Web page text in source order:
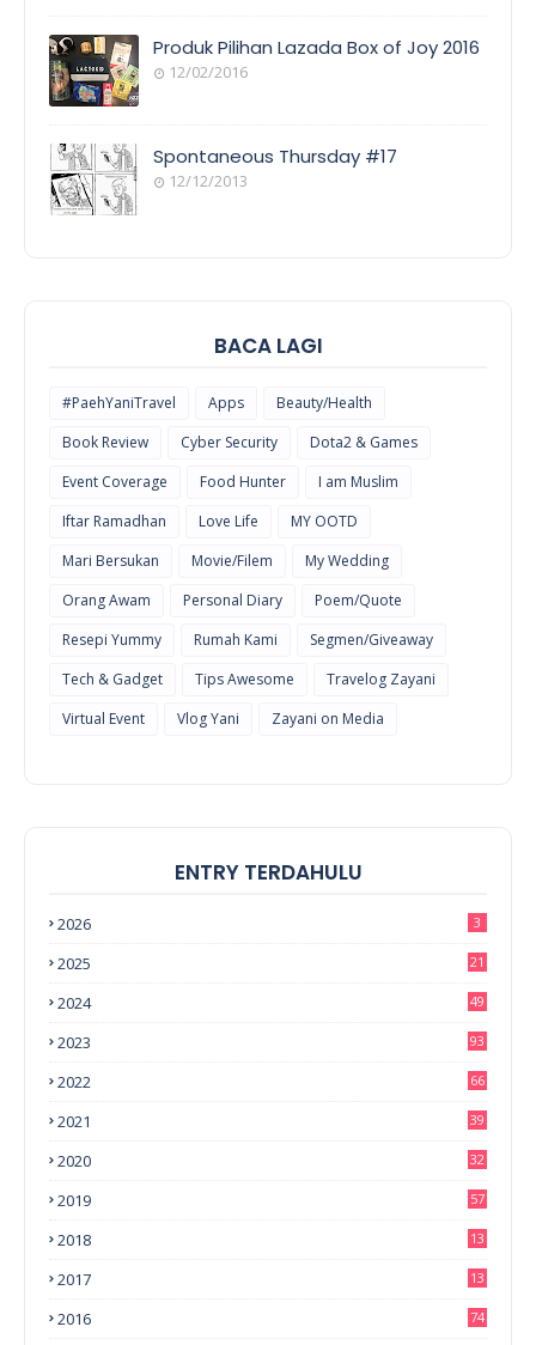
COVERAGE
THINGS
Produk Pilihan Lazada Box of Joy 2016
12/02/2016
Spontaneous Thursday #17
12/12/2013
BACA LAGI
#PaehYaniTravel Apps
Beauty/Health
Book Review
Cyber Security
Dota2 & Games
Event Coverage
Food Hunter
I am Muslim
Iftar Ramadhan
Love Life
MY OOTD
Mari Bersukan
Movie/Filem
My Wedding
Orang Awam
Personal Diary
Poem/Quote
Resepi Yummy
Rumah Kami
Segmen/Giveaway
Tech & Gadget
Tips Awesome
Travelog Zayani
Virtual Event
Vlog Yani Zayani on Media
ENTRY TERDAHULU
2026 3
2025 21
2024 49
2023 93
2022 66
2021 39
2020 32
2019 57
2018
13
2017
13
2016 74